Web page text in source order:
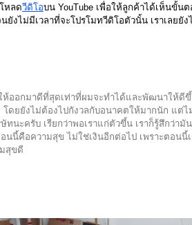
หลดวีดิโอบน YouTube เพื่อให้ลูกค้าได้เห็นขั้น
ยังไม่มีเวลาที่จะโปรโมทวีดิโอตัวนั้น เราเลยยั
ห้ออกมาดีที่สุดเท่าที่ผมจะทำได้และพัฒนาให้ดี
ดยยังไม่ต้องไปกังวลกับอนาคตให้มากนัก แต่
นะครับ เรียกว่าพอเราแก่ตัวขึ้น เราก็รู้สึกว่ามั
นนี้คือความสุข ไม่ใช่เงินอีกต่อไป เพราะตอนนี้
สุขดี